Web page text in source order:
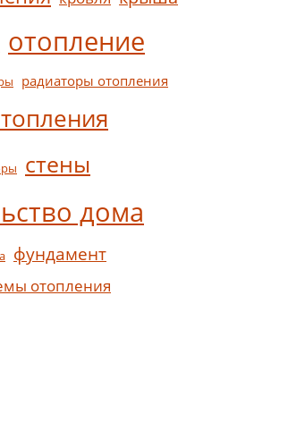
отопление
радиаторы отопления
стены
дома
фундамент
отопления